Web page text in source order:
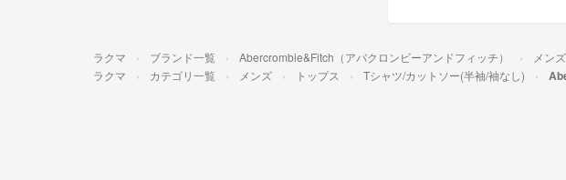
ラクマ ブランド一覧 Abercrombie&Fitch（アバクロンビーアンドフィッチ） メンズ
ラクマ カテゴリ一覧 メンズ トップス Tシャツ/カットソー(半袖/袖なし)